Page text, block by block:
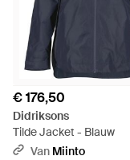
€ 176,50
Didriksons
Tilde Jacket - Blauw
Van Miinto